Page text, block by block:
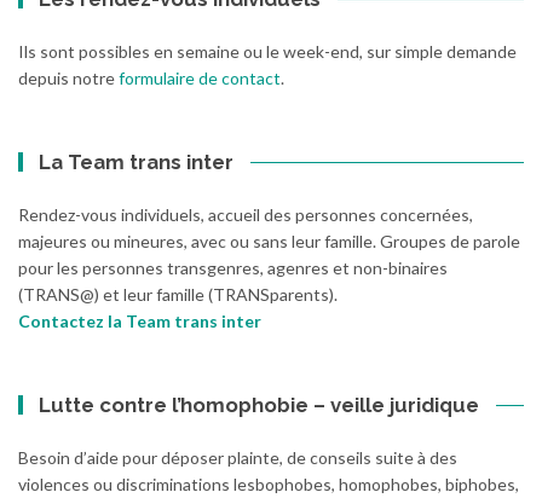
Ils sont possibles en semaine ou le week-end, sur simple demande
depuis notreformulaire de contact.
La Team trans inter
Rendez-vous individuels, accueil des personnes concernées,
majeures ou mineures, avec ou sans leur famille. Groupes de parole
pour les personnes transgenres, agenres et non-binaires
(TRANS@) et leur famille (TRANSparents).
Contactez la Team trans inter
Lutte contre l’homophobie – veille juridique
Besoin d’aide pour déposer plainte, de conseils suite à des
violences ou discriminations lesbophobes, homophobes, biphobes,